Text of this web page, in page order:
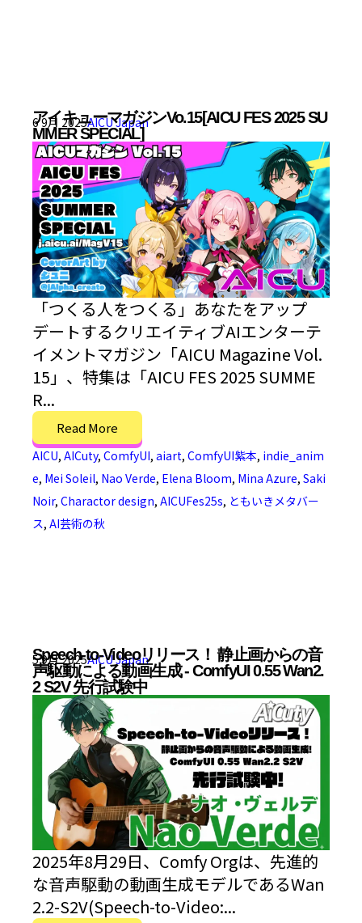
アイキューマガジンVo.15[AICU FES 2025 SU
MMER SPECIAL]
6 9月 2025AICU Japan
「つくる人をつくる」あなたをアップ
デートするクリエイティブAIエンターテ
イメントマガジン「AICU Magazine Vol.
15」、特集は「AICU FES 2025 SUMME
R...
Read More
AICU, AICuty, ComfyUI, aiart, ComfyUI紫本, indie_anim
e, Mei Soleil, Nao Verde, Elena Bloom, Mina Azure, Saki
Noir, Charactor design, AICUFes25s, ともいきメタバー
ス, AI芸術の秋
Speech-to-Videoリリース！ 静止画からの音
声駆動による動画生成 - ComfyUI 0.55 Wan2.
2 S2V 先行試験中
5 9月 2025AICU Japan
2025年8月29日、Comfy Orgは、先進的
な音声駆動の動画生成モデルであるWan
2.2-S2V(Speech-to-Video:...